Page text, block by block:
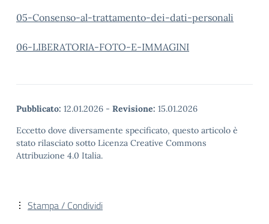
05-Consenso-al-trattamento-dei-dati-personali
06-LIBERATORIA-FOTO-E-IMMAGINI
Pubblicato: 12.01.2026 - Revisione: 15.01.2026
Eccetto dove diversamente specificato, questo articolo è
stato rilasciato sotto Licenza Creative Commons
Attribuzione 4.0 Italia.
Stampa / Condividi